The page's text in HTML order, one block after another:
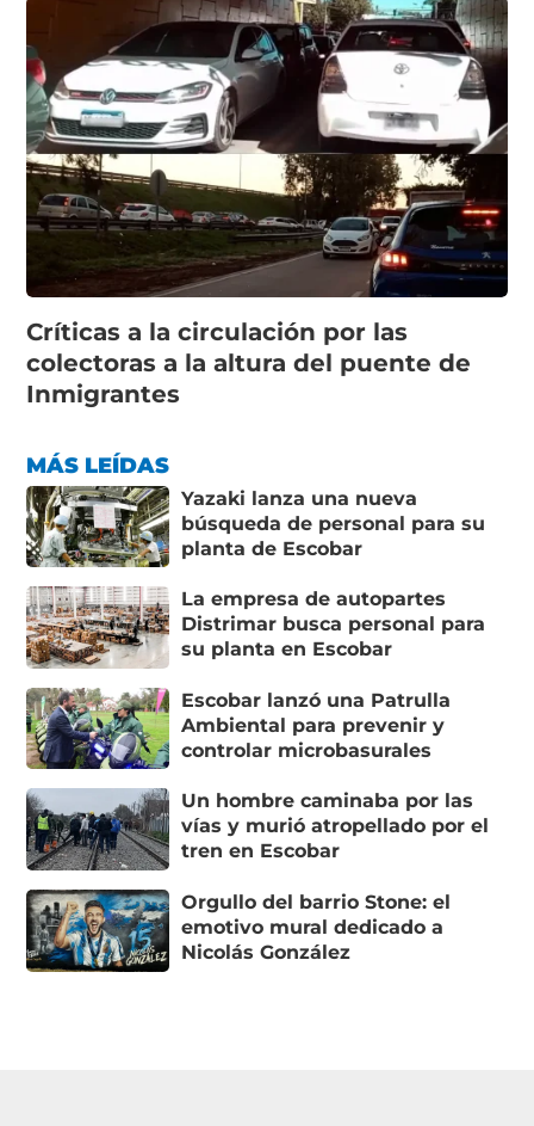
Críticas a la circulación por las
colectoras a la altura del puente de
Inmigrantes
MÁS LEÍDAS
Yazaki lanza una nueva
búsqueda de personal para su
planta de Escobar
La empresa de autopartes
Distrimar busca personal para
su planta en Escobar
Escobar lanzó una Patrulla
Ambiental para prevenir y
controlar microbasurales
Un hombre caminaba por las
vías y murió atropellado por el
tren en Escobar
Orgullo del barrio Stone: el
emotivo mural dedicado a
Nicolás González